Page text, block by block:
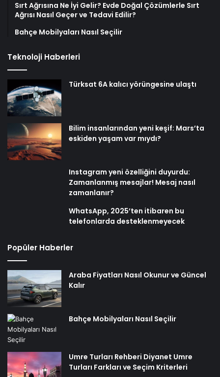
Sırt Ağrısına Ne İyi Gelir? Evde Doğal Çözümlerle Sırt
Ağrısı Nasıl Geçer ve Tedavi Edilir?
Bahçe Mobilyaları Nasıl Seçilir
Teknoloji Haberleri
Türksat 6A kalıcı yörüngesine ulaştı
Bilim insanlarından yeni keşif: Mars’ta
eskiden yaşam var mıydı?
Instagram yeni özelliğini duyurdu:
Zamanlanmış mesajlar! Mesaj nasıl
zamanlanır?
WhatsApp, 2025’ten itibaren bu
telefonlarda desteklenmeyecek
Popüler Haberler
Araba Fiyatları Nasıl Okunur ve Güncel
Kalır
Bahçe Mobilyaları Nasıl Seçilir
Umre Turları Rehberi Diyanet Umre
Turları Farkları ve Seçim Kriterleri